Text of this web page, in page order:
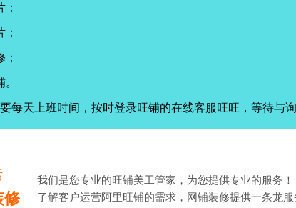
每天上班时间，按时登录旺铺的在线客服旺旺，等待与
修
我们是您专业的旺铺美工管家，为您提供专业的服务！
了解客户运营阿里旺铺的需求，网铺装修提供一条龙